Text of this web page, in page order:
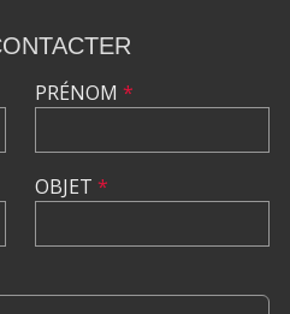
PRÉNOM *
OBJET *